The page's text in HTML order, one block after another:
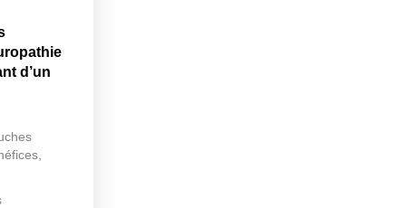
d’un